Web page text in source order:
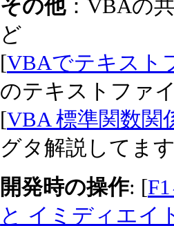
その他：VBAの
ど
[VBAでテキスト
のテキストファ
[VBA 標準関数関
グタ解説してま
開発時の操作: [
と イミディエイ